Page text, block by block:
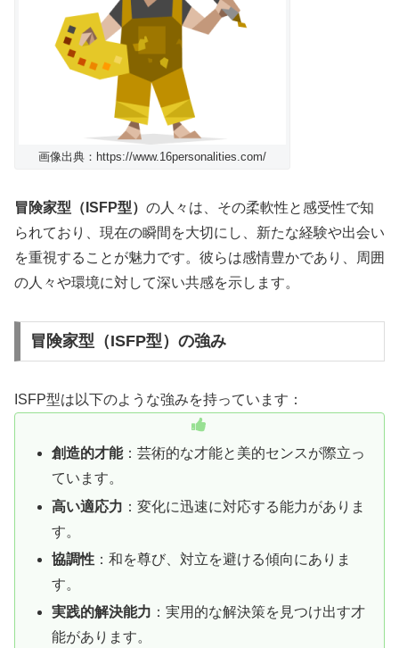
画像出典：https://www.16personalities.com/
冒険家型（ISFP型） の人々は、その柔軟性と感受性で知
られており、現在の瞬間を大切にし、新たな経験や出会い
を重視することが魅力です。彼らは感情豊かであり、周囲
の人々や環境に対して深い共感を示します。
冒険家型（ISFP型）の強み
ISFP型は以下のような強みを持っています：
創造的才能：芸術的な才能と美的センスが際立っ
ています。
高い適応力 ：変化に迅速に対応する能力がありま
す。
協調性 ：和を尊び、対立を避ける傾向にありま
す。
実践的解決能力 ：実用的な解決策を見つけ出す才
能があります。